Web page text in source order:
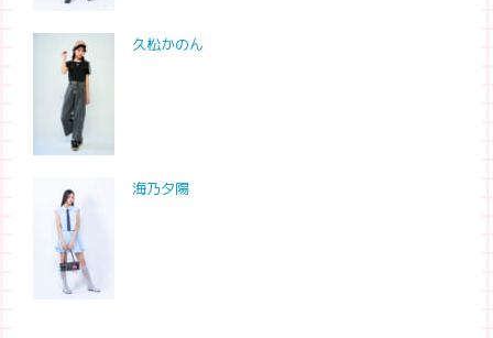
久松かのん
海乃夕陽